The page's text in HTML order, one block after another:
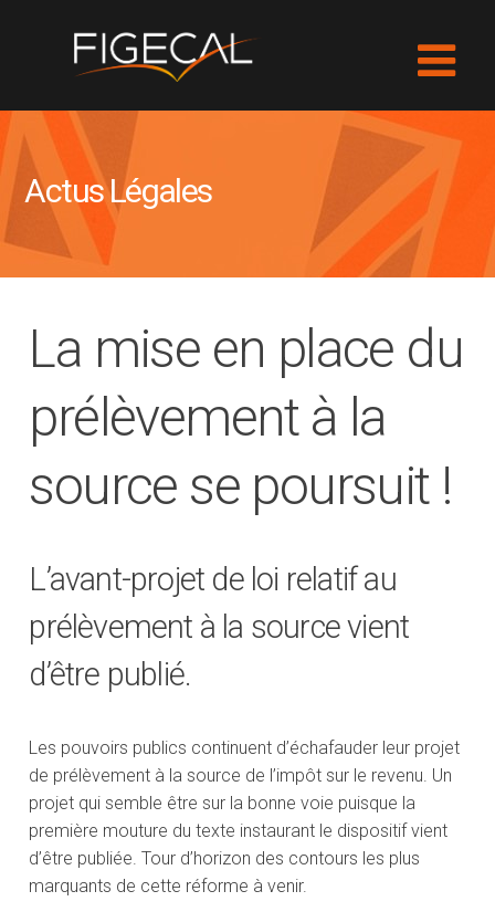
Actus Légales
La mise en place du
prélèvement à la
source se poursuit !
L’avant-projet de loi relatif au
prélèvement à la source vient
d’être publié.
Les pouvoirs publics continuent d’échafauder leur projet
de prélèvement à la source de l’impôt sur le revenu. Un
projet qui semble être sur la bonne voie puisque la
première mouture du texte instaurant le dispositif vient
d’être publiée. Tour d’horizon des contours les plus
marquants de cette réforme à venir.